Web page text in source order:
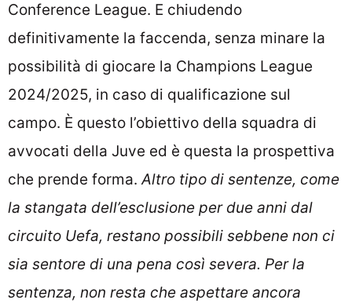
Conference League. E chiudendo
definitivamente la faccenda, senza minare la
possibilità di giocare la Champions League
2024/2025, in caso di qualificazione sul
campo. È questo l’obiettivo della squadra di
avvocati della Juve ed è questa la prospettiva
che prende forma.Altro tipo di sentenze, come
la stangata dell’esclusione per due anni dal
circuito Uefa, restano possibili sebbene non ci
sia sentore di una pena così severa. Per la
sentenza, non resta che aspettare ancora